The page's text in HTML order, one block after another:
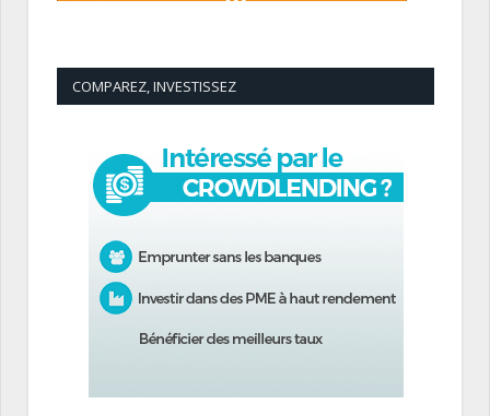
COMPAREZ, INVESTISSEZ